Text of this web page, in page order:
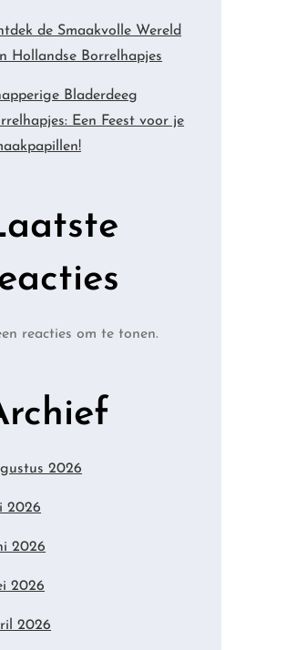
de Smaakvolle Wereld
Hollandse Borrelhapjes
Bladerdeeg
Een Feest voor je
reacties om te tonen.
2026
2026
2026
2026
2026